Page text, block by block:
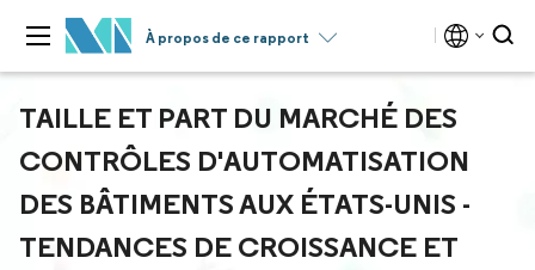
À propos de ce rapport
TAILLE ET PART DU MARCHÉ DES
CONTRÔLES D'AUTOMATISATION
DES BÂTIMENTS AUX ÉTATS-UNIS -
TENDANCES DE CROISSANCE ET